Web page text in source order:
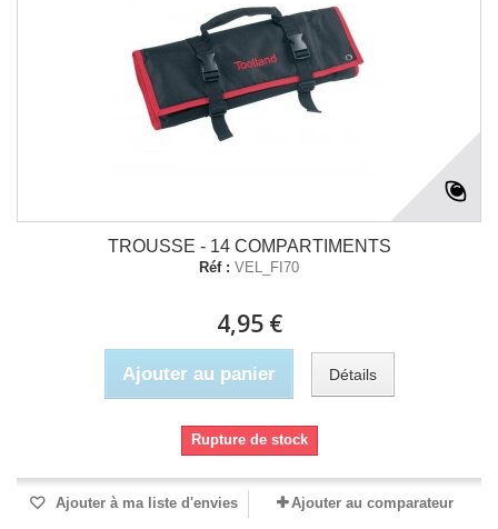
TROUSSE - 14 COMPARTIMENTS
Réf : VEL_FI70
4,95 €
Ajouter au panier Détails
Rupture de stock
Ajouter à ma liste d'envies Ajouter au comparateur